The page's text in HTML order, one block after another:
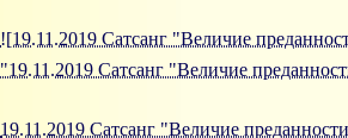
![19.11.2019 Сатсанг "Величие
"19.11.2019 Сатсанг "Величие
19.11.2019 Сатсанг "Величие